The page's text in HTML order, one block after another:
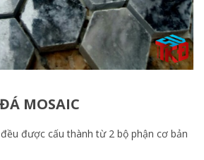
MOSAIC
được cấu thành từ 2 bộ phận cơ bản